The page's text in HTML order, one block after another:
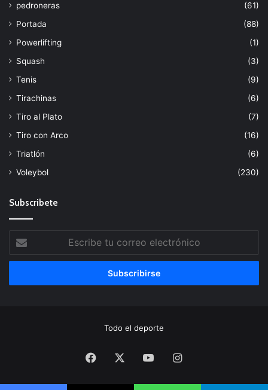
pedroneras
(61)
Portada
(88)
Powerlifting
(1)
Squash
(3)
Tenis
(9)
Tirachinas
(6)
Tiro al Plato
(7)
Tiro con Arco
(16)
Triatlón
(6)
Voleybol
(230)
Subscribete
Escribe
tu
correo
Todo el deporte
Facebook YouTubeInstagram